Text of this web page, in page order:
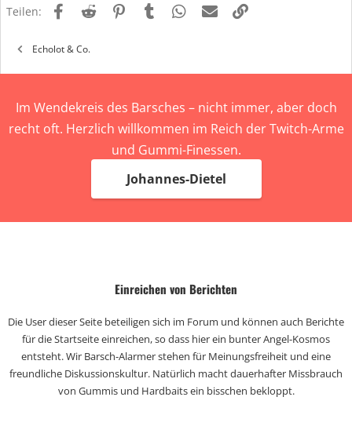
e
:
Teilen: FacebookReddit PinterestTumblr WhatsApp
E-Mail
Echolot & Co.
Im Wendekreis des Barsches – nicht immer, aber doch
recht oft. Herzlich willkommen im Reich der Twitch-Arme
und Gummi-Finessen.
Johannes-Dietel
Einreichen von Berichten
Die User dieser Seite beteiligen sich im Forum und können auch Berichte
für die Startseite einreichen, so dass hier ein bunter Angel-Kosmos
entsteht. Wir Barsch-Alarmer stehen für Meinungsfreiheit und eine
freundliche Diskussionskultur. Natürlich macht dauerhafter Missbrauch
von Gummis und Hardbaits ein bisschen bekloppt.